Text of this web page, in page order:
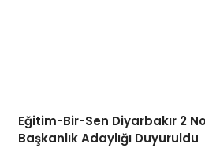
Eğitim-Bir-Sen Diyarbakır 2
Başkanlık Adaylığı Duyuruldu